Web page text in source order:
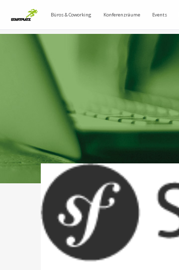
Büros & Coworking Konferenzräume Events